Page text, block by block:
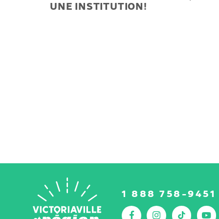
UNE INSTITUTION!
1 888 758-9451
Facebook